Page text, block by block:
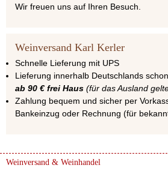
Wir freuen uns auf Ihren Besuch.
Weinversand Karl Kerler
Schnelle Lieferung mit UPS
Lieferung innerhalb Deutschlands schon
ab 90 € frei Haus (für das Ausland
Zahlung bequem und sicher per
Bankeinzug oder Rechnung (für
Weinversand & Weinhandel